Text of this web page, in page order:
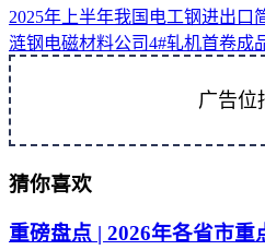
2025年上半年我国电工钢进出口
涟钢电磁材料公司4#轧机首卷成
广告位
猜你喜欢
重磅盘点 | 2026年各省市